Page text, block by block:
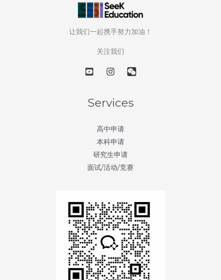
让我们一起携手努力加油！
关注我们
Services
高中申请
本科申请
研究生申请
面试/活动/竞赛